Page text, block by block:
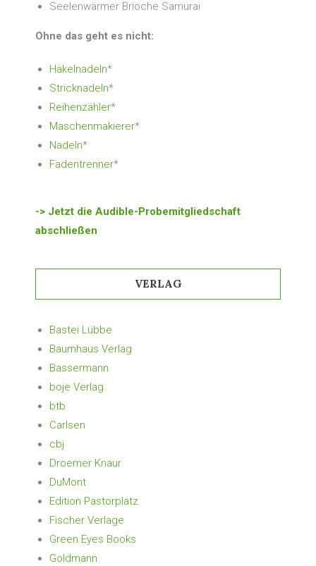
Seelenwärmer Brioche Samurai
Ohne das geht es nicht:
Häkelnadeln*
Stricknadeln*
Reihenzähler*
Maschenmakierer*
Nadeln*
Fadentrenner*
-> Jetzt die Audible-Probemitgliedschaft
abschließen
VERLAG
Bastei Lübbe
Baumhaus Verlag
Bassermann
boje Verlag
btb
Carlsen
cbj
Droemer Knaur
DuMont
Edition Pastorplatz
Fischer Verlage
Green Eyes Books
Goldmann